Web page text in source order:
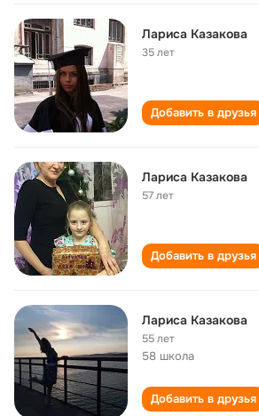
Лариса Казакова
35 лет
Добавить в друзья
Лариса Казакова
57 лет
Добавить в друзья
Лариса Казакова
55 лет
58 школа
Добавить в друзья